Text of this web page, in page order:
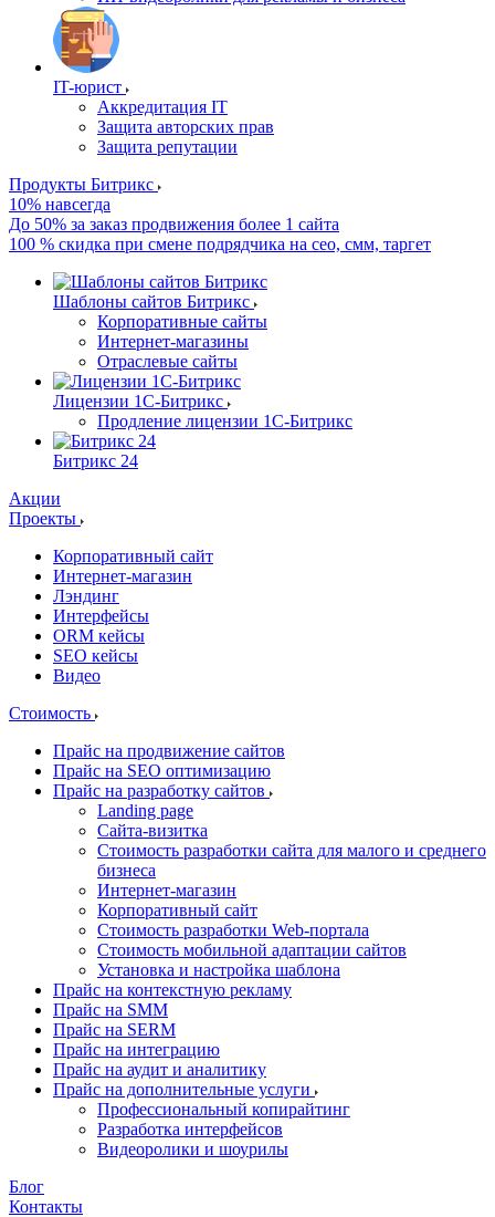
IT-юрист
Аккредитация IT
Защита авторских прав
Защита репутации
Продукты Битрикс
10% навсегда
До 50% за заказ продвижения более 1 сайта
100 % скидка при смене подрядчика на сео, смм, таргет
Шаблоны сайтов Битрикс
Корпоративные сайты
Интернет-магазины
Отраслевые сайты
Лицензии 1С-Битрикс
Продление лицензии 1С-Битрикс
Битрикс 24
Акции
Проекты
Корпоративный сайт
Интернет-магазин
Лэндинг
Интерфейсы
ORM кейсы
SEO кейсы
Видео
Стоимость
Прайс на продвижение сайтов
Прайс на SEO оптимизацию
Прайс на разработку сайтов
Landing page
Cайта-визитка
Стоимость разработки сайта для малого и среднего
бизнеса
Интернет-магазин
Корпоративный сайт
Стоимость разработки Web-портала
Стоимость мобильной адаптации сайтов
Установка и настройка шаблона
Прайс на контекстную рекламу
Прайс на SMM
Прайс на SERM
Прайс на интеграцию
Прайс на аудит и аналитику
Прайс на дополнительные услуги
Профессиональный копирайтинг
Разработка интерфейсов
Видеоролики и шоурилы
Блог
Контакты